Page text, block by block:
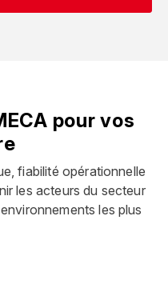
pour vos
fiabilité opérationnelle
les acteurs du secteur
les plus